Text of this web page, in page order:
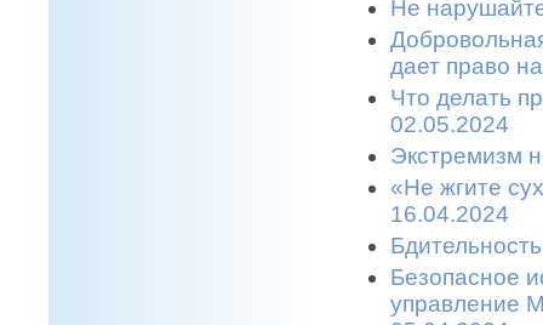
Не
дает право
Что делать
02.05.2024
Экстремизм
«Не жгите
16.04.2024
Безопасное
управление